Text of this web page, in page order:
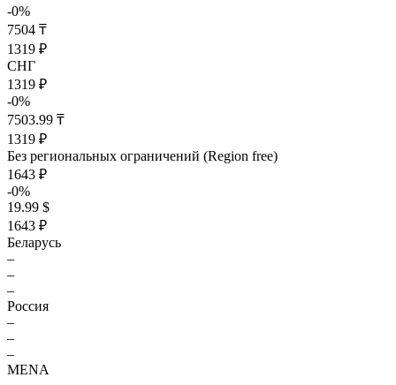
-0%
7504 ₸
1319 ₽
СНГ
1319 ₽
-0%
7503.99 ₸
1319 ₽
Без региональных ограничений (Region free)
1643 ₽
-0%
19.99 $
1643 ₽
Беларусь
–
–
–
Россия
–
–
–
MENA